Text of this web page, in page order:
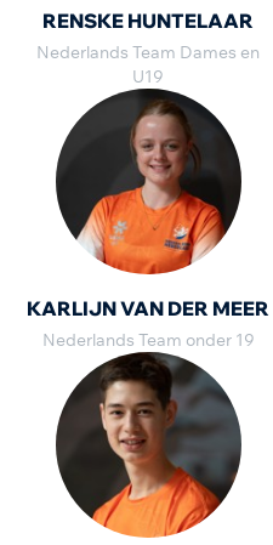
RENSKE HUNTELAAR
Nederlands Team Dames en
U19
KARLIJN VAN DER MEER
Nederlands Team onder 19